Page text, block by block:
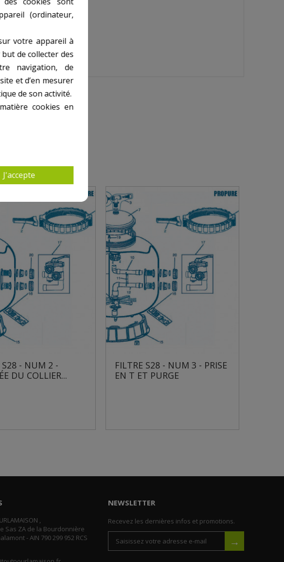
FILTRE S28 - NUM 3 - PRISE
EN T ET PURGE
FILTRE S28 - NUM 4 -
MANOMÈTRE
,
Sas ZA de la Bourdonnière
- AIN 790 299 952 RCS
NEWSLETTER
Recevez les dernières infos et promotions.
→
(ordinateur,
votre appareil à
de collecter des
navigation, de
et d’en mesurer
de son activité.
cookies en
J'accepte